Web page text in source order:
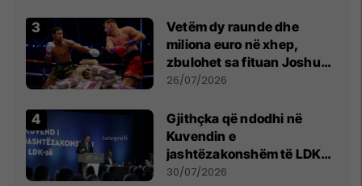
Vetëm dy raunde dhe
miliona euro në xhep,
zbulohet sa fituan Joshua
e Prenga
26/07/2026
Gjithçka që ndodhi në
Kuvendin e
jashtëzakonshëm të LDK-
së
30/07/2026